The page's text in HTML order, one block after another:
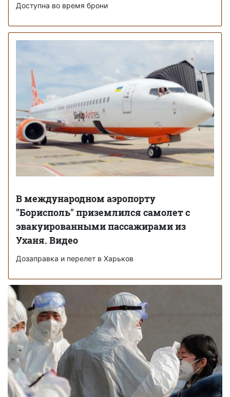
Доступна во время брони
В международном аэропорту
"Борисполь" приземлился самолет с
эвакуированными пассажирами из
Уханя. Видео
Дозаправка и перелет в Харьков